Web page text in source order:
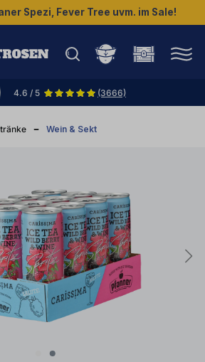
Spezi, Fever Tree uvm. im Sale!
4.6 / 5 (3666)
Wein & Sekt